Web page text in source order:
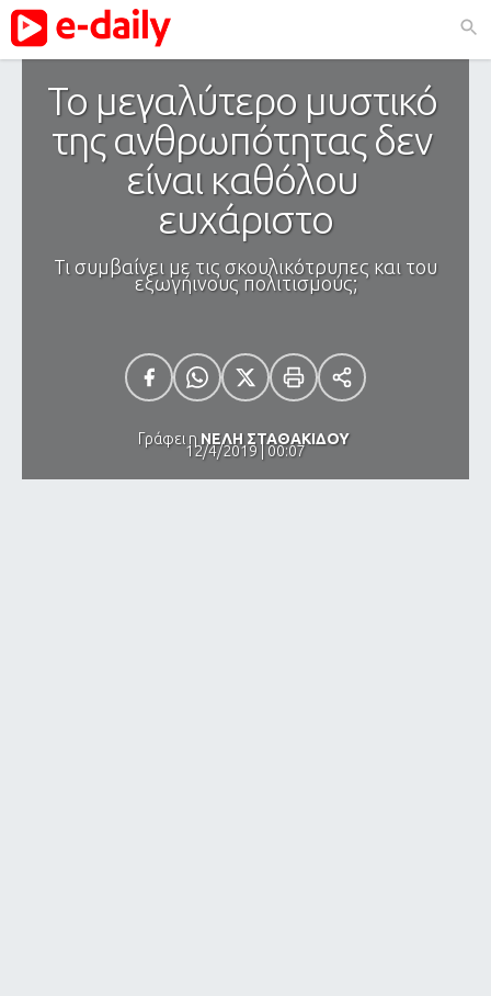
Το μεγαλύτερο μυστικό
της ανθρωπότητας δεν
είναι καθόλου
ευχάριστο
Τι συμβαίνει με τις σκουλικότρυπες και του
εξωγήινους πολιτισμούς;
Γράφει η ΝΕΛΗ ΣΤΑΘΑΚΙΔΟΥ
12/4/2019 | 00:07